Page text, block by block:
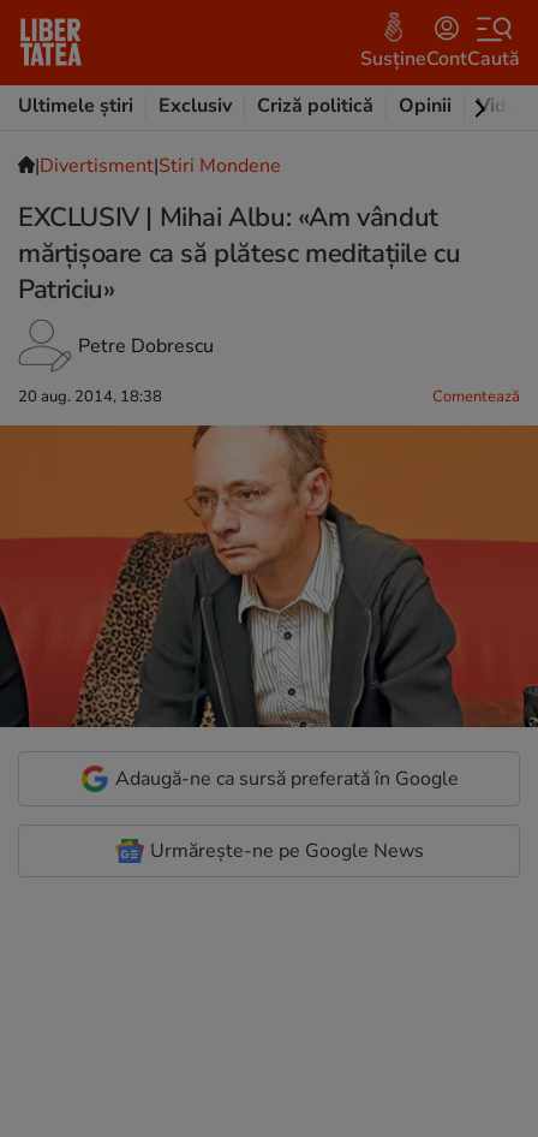
SusțineContCaută
Ultimele știri
Exclusiv Criză politică Opinii Video
|Divertisment|Stiri Mondene
EXCLUSIV | Mihai Albu: «Am vândut
mărțișoare ca să plătesc meditațiile cu
Patriciu»
Petre Dobrescu
20 aug. 2014, 18:38 Comentează
Adaugă-ne ca sursă preferată în Google
Urmărește-ne pe Google News